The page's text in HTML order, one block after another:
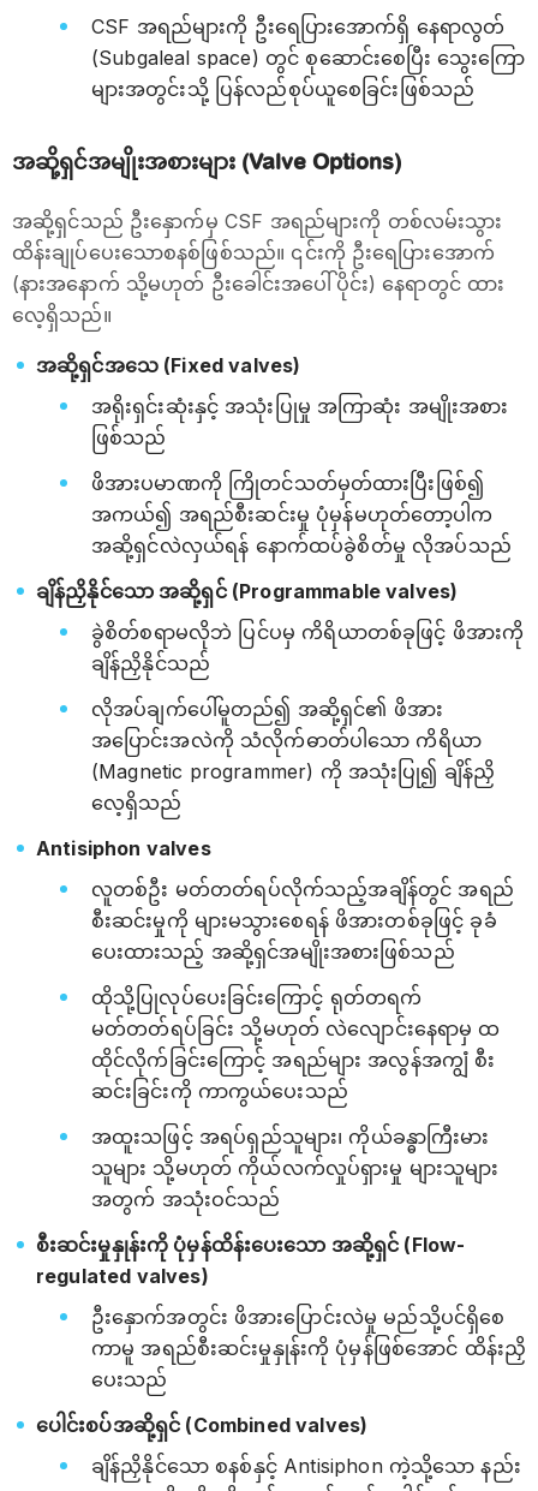
CSF အရည်များကို ဦးရေပြားအောက်ရှိ နေရာလွတ်
(Subgaleal space) တွင် စုဆောင်းစေပြီး သွေးကြော
များအတွင်းသို့ ပြန်လည်စုပ်ယူစေခြင်းဖြစ်သည်
အဆို့ရှင်အမျိုးအစားများ (Valve Options)
အဆို့ရှင်သည် ဦးနှောက်မှ CSF အရည်များကို တစ်လမ်းသွား
ထိန်းချုပ်ပေးသောစနစ်ဖြစ်သည်။ ၎င်းကို ဦးရေပြားအောက်
(နားအနောက် သို့မဟုတ် ဦးခေါင်းအပေါ်ပိုင်း) နေရာတွင် ထား
လေ့ရှိသည်။
အဆို့ရှင်အသေ (Fixed valves)
အရိုးရှင်းဆုံးနှင့် အသုံးပြုမှု အကြာဆုံး အမျိုးအစား
ဖြစ်သည်
ဖိအားပမာဏကို ကြိုတင်သတ်မှတ်ထားပြီးဖြစ်၍
အကယ်၍ အရည်စီးဆင်းမှု ပုံမှန်မဟုတ်တော့ပါက
အဆို့ရှင်လဲလှယ်ရန် နောက်ထပ်ခွဲစိတ်မှု လိုအပ်သည်
ချိန်ညှိနိုင်သော အဆို့ရှင် (Programmable valves)
ခွဲစိတ်စရာမလိုဘဲ ပြင်ပမှ ကိရိယာတစ်ခုဖြင့် ဖိအားကို
ချိန်ညှိနိုင်သည်
လိုအပ်ချက်ပေါ်မူတည်၍ အဆို့ရှင်၏ ဖိအား
အပြောင်းအလဲကို သံလိုက်ဓာတ်ပါသော ကိရိယာ
(Magnetic programmer) ကို အသုံးပြု၍ ချိန်ညှိ
လေ့ရှိသည်
Antisiphon valves
လူတစ်ဦး မတ်တတ်ရပ်လိုက်သည့်အချိန်တွင် အရည်
စီးဆင်းမှုကို များမသွားစေရန် ဖိအားတစ်ခုဖြင့် ခုခံ
ပေးထားသည့် အဆို့ရှင်အမျိုးအစားဖြစ်သည်
ထိုသို့ပြုလုပ်ပေးခြင်းကြောင့် ရုတ်တရက်
မတ်တတ်ရပ်ခြင်း သို့မဟုတ် လဲလျောင်းနေရာမှ ထ
ထိုင်လိုက်ခြင်းကြောင့် အရည်များ အလွန်အကျွံ စီး
ဆင်းခြင်းကို ကာကွယ်ပေးသည်
အထူးသဖြင့် အရပ်ရှည်သူများ၊ ကိုယ်ခန္ဓာကြီးမား
သူများ သို့မဟုတ် ကိုယ်လက်လှုပ်ရှားမှု များသူများ
အတွက် အသုံးဝင်သည်
စီးဆင်းမှုနှုန်းကို ပုံမှန်ထိန်းပေးသော အဆို့ရှင် (Flow-
regulated valves)
ဦးနှောက်အတွင်း ဖိအားပြောင်းလဲမှု မည်သို့ပင်ရှိစေ
ကာမူ အရည်စီးဆင်းမှုနှုန်းကို ပုံမှန်ဖြစ်အောင် ထိန်းညှိ
ပေးသည်
ပေါင်းစပ်အဆို့ရှင် (Combined valves)
ချိန်ညှိနိုင်သော စနစ်နှင့် Antisiphon ကဲ့သို့သော နည်း